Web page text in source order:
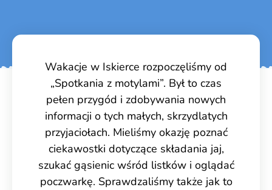
Wakacje w Iskierce rozpoczęliśmy od
„Spotkania z motylami”. Był to czas
pełen przygód i zdobywania nowych
informacji o tych małych, skrzydlatych
przyjaciołach. Mieliśmy okazję poznać
ciekawostki dotyczące składania jaj,
szukać gąsienic wśród listków i oglądać
poczwarkę. Sprawdzaliśmy także jak to